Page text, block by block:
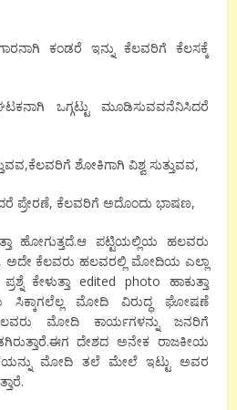
ಕಂಡರೆ ಇನ್ನು ಕೆಲವರಿಗೆ ಕೆಲಸಕ್ಕೆ
ಒಗ್ಗಟ್ಟು ಮೂಡಿಸುವವನೆನಿಸಿದರೆ
ಶೋಕಿಗಾಗಿ ವಿಶ್ವ ಸುತ್ತುವವ,
ಪ್ರೇರಣೆ, ಕೆಲವರಿಗೆ ಅದೊಂದು ಭಾಷಣ,
ಹೋಗುತ್ತದೆ.ಆ ಪಟ್ಟಿಯಲ್ಲಿಯ ಹಲವರು
ಅದೇ ಕೆಲವರು ಹಲವರಲ್ಲಿ ಮೋದಿಯ ಎಲ್ಲಾ
ಕೇಳುತ್ತಾ edited photo ಹಾಕುತ್ತಾ
ಸಿಕ್ಕಾಗಲೆಲ್ಲ ಮೋದಿ ವಿರುದ್ಧ ಘೋಷಣೆ
ಹಲವರು ಮೋದಿ ಕಾರ್ಯಗಳನ್ನು ಜನರಿಗೆ
ದೇಶದ ಅನೇಕ ರಾಜಕೀಯ
ಮೋದಿ ತಲೆ ಮೇಲೆ ಇಟ್ಟು ಅವರ